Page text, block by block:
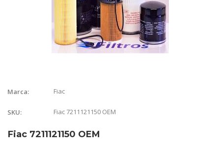
Marca: Fiac
SKU: Fiac 7211121150 OEM
Fiac 7211121150 OEM